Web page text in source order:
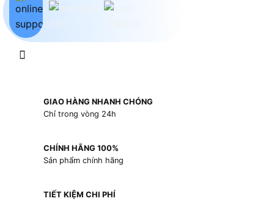
GIAO HÀNG NHANH CHÓNG
Chỉ trong vòng 24h
CHÍNH HÃNG 100%
Sản phẩm chính hãng
TIẾT KIỆM CHI PHÍ